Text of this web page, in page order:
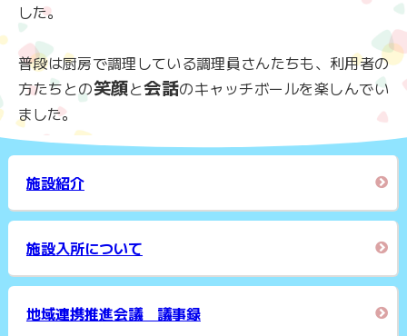
した。
普段は厨房で調理している調理員さんたちも、利用者の
方たちとの笑顔と会話のキャッチボールを楽しんでい
ました。
施設紹介
施設入所について
地域連携推進会議 議事録